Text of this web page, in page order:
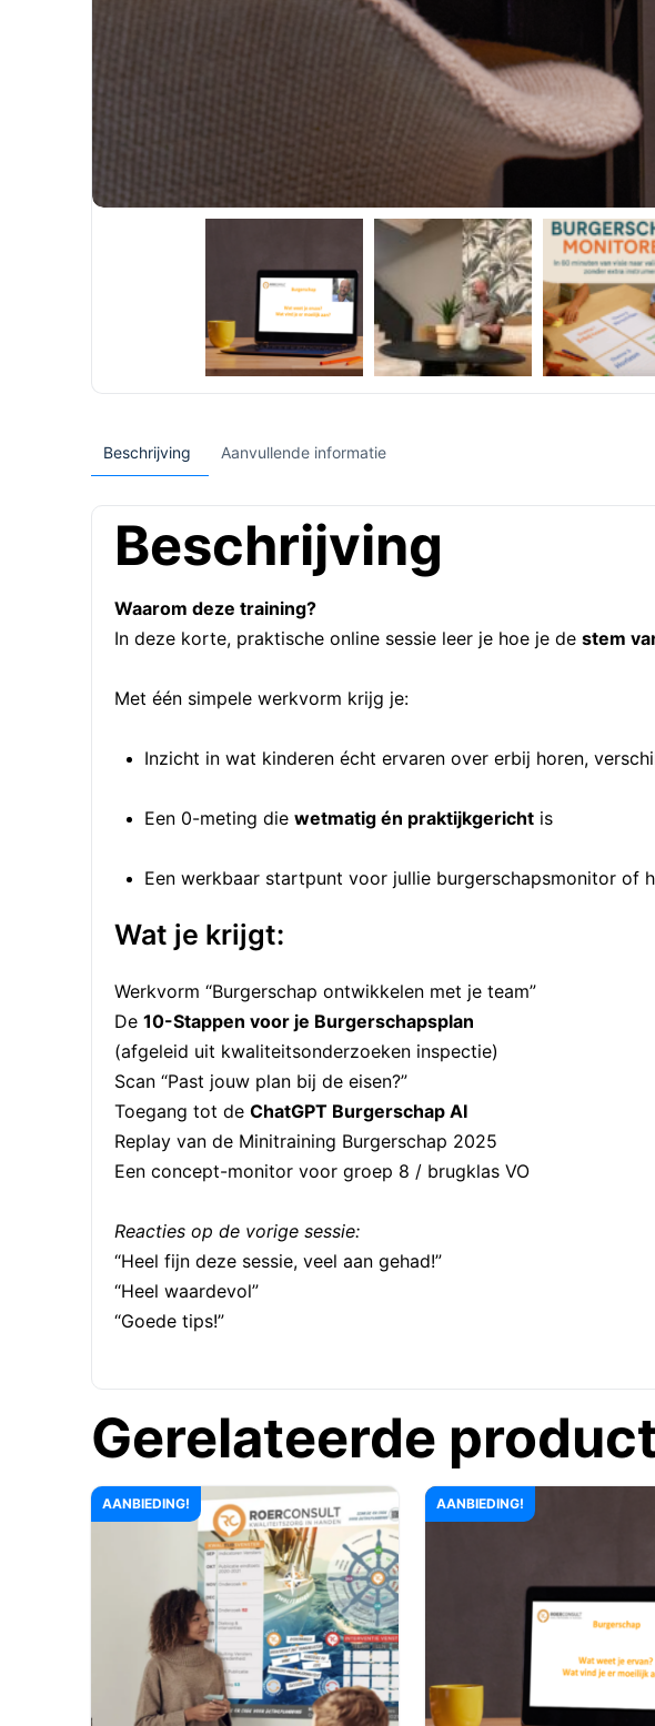
Beschrijving Aanvullende informatie
Beschrijving
Waarom deze training?
In deze korte, praktische online sessie leer je hoe je de stem
Met één simpele werkvorm krijg je:
Inzicht in wat kinderen écht ervaren over erbij horen,
Een 0-meting die wetmatig én praktijkgericht is
Een werkbaar startpunt voor jullie burgerschapsmonitor of
Wat je krijgt:
Werkvorm “Burgerschap ontwikkelen met je team”
De 10-Stappen voor je Burgerschapsplan
(afgeleid uit kwaliteitsonderzoeken inspectie)
Scan “Past jouw plan bij de eisen?”
Toegang tot de ChatGPT Burgerschap AI
Replay van de Minitraining Burgerschap 2025
Een concept-monitor voor groep 8 / brugklas VO
Reacties op de vorige sessie:
“Heel fijn deze sessie, veel aan gehad!”
“Heel waardevol”
“Goede tips!”
Gerelateerde
AANBIEDING! AANBIEDING!